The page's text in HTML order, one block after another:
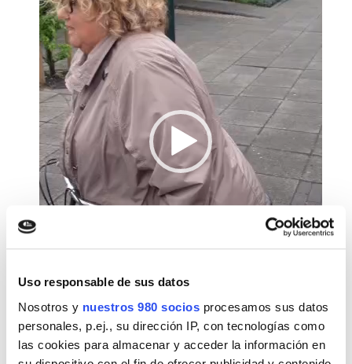
Uso responsable de sus datos
Nosotros y nuestros 980 socios procesamos sus datos
personales, p.ej., su dirección IP, con tecnologías como
las cookies para almacenar y acceder la información en